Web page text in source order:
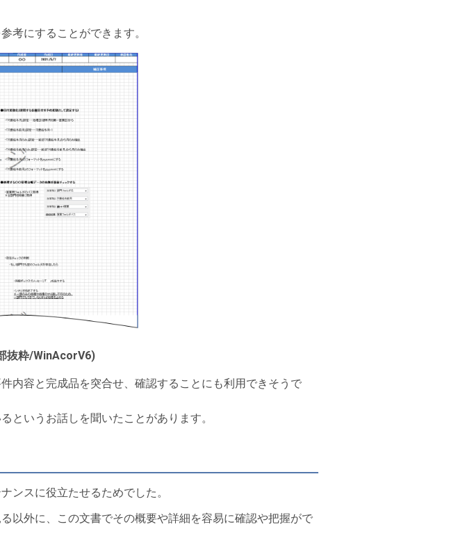
考にすることができます。
抜粋/WinAcorV6)
内容と完成品を突合せ、確認することにも利用できそうで
というお話しを聞いたことがあります。
ンスに役立たせるためでした。
以外に、この文書でその概要や詳細を容易に確認や把握がで